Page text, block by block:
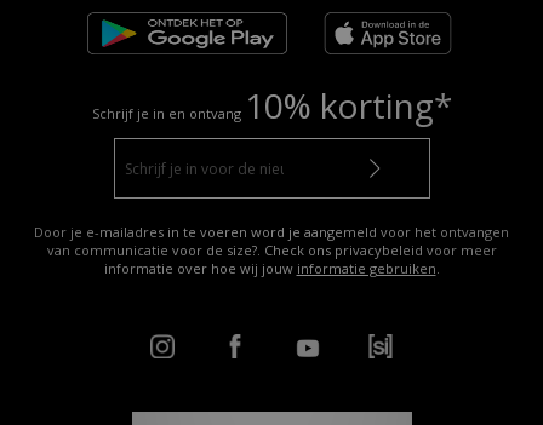
Schrijf je in en ontvang 10% korting*
Door je e-mailadres in te voeren word je aangemeld voor het ontvangen
van communicatie voor de size?. Check ons privacybeleid voor meer
informatie over hoe wij jouw informatie gebruiken.